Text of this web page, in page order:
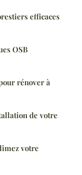
efficaces
OSB
rénover à
de votre
votre